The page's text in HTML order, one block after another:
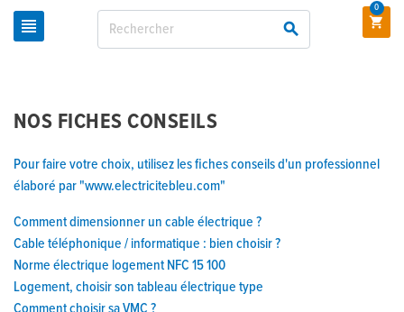
  
0
NOS FICHES CONSEILS
Pour faire votre choix, utilisez les fiches conseils d'un professionnel
élaboré par "www.electricitebleu.com"
Comment dimensionner un cable électrique ?
Cable téléphonique / informatique : bien choisir ?
Norme électrique logement NFC 15 100
Logement, choisir son tableau électrique type